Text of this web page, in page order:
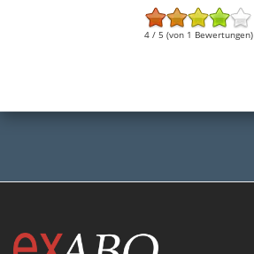
4 / 5 (von 1 Bewertungen)